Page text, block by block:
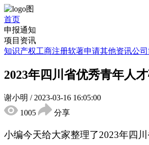
首页
申报通知
项目资讯
知识产权工商注册软著申请其他资讯公
2023年四川省优秀青年人
谢小明 / 2023-03-16 16:05:00
1005
分享
小编今天给大家整理了2023年四